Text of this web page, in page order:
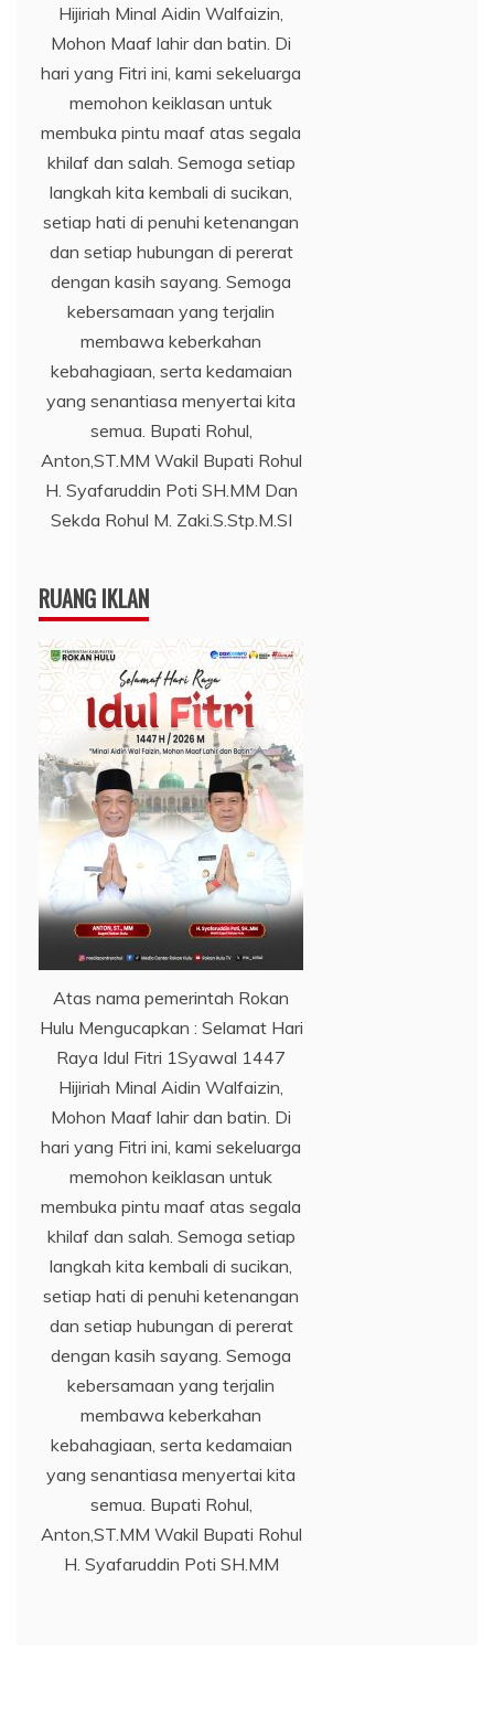
Hijiriah Minal Aidin Walfaizin,
Mohon Maaf lahir dan batin. Di
hari yang Fitri ini, kami sekeluarga
memohon keiklasan untuk
membuka pintu maaf atas segala
khilaf dan salah. Semoga setiap
langkah kita kembali di sucikan,
setiap hati di penuhi ketenangan
dan setiap hubungan di pererat
dengan kasih sayang. Semoga
kebersamaan yang terjalin
membawa keberkahan
kebahagiaan, serta kedamaian
yang senantiasa menyertai kita
semua. Bupati Rohul,
Anton,ST.MM Wakil Bupati Rohul
H. Syafaruddin Poti SH.MM Dan
Sekda Rohul M. Zaki.S.Stp.M.SI
RUANG IKLAN
Atas nama pemerintah Rokan
Hulu Mengucapkan : Selamat Hari
Raya Idul Fitri 1Syawal 1447
Hijiriah Minal Aidin Walfaizin,
Mohon Maaf lahir dan batin. Di
hari yang Fitri ini, kami sekeluarga
memohon keiklasan untuk
membuka pintu maaf atas segala
khilaf dan salah. Semoga setiap
langkah kita kembali di sucikan,
setiap hati di penuhi ketenangan
dan setiap hubungan di pererat
dengan kasih sayang. Semoga
kebersamaan yang terjalin
membawa keberkahan
kebahagiaan, serta kedamaian
yang senantiasa menyertai kita
semua. Bupati Rohul,
Anton,ST.MM Wakil Bupati Rohul
H. Syafaruddin Poti SH.MM